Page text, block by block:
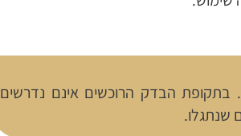
הבדק הרוכשים אינם נדרשים
שנתגלו.